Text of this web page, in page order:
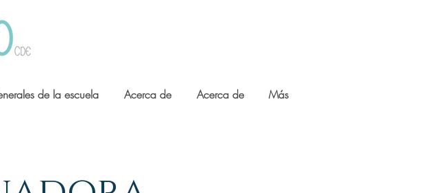
de la escuela Acerca de Acerca de Más